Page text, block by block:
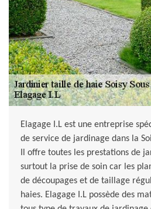
Elagage I.L est une entreprise
de service de jardinage dans la
Il offre toutes les prestations de
surtout la prise de soin car les
de découpages et de taillage
haies. Elagage I.L possède des